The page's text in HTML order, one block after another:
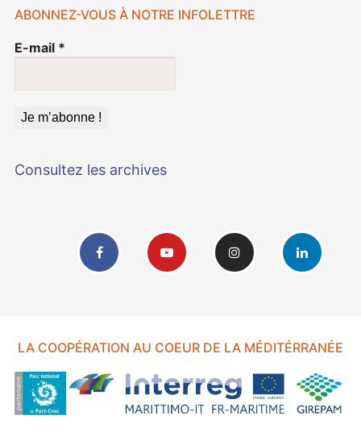
ABONNEZ-VOUS À NOTRE INFOLETTRE
E-mail *
Consultez les archives
LA COOPÉRATION AU COEUR DE LA MÉDITÉRRANÉE